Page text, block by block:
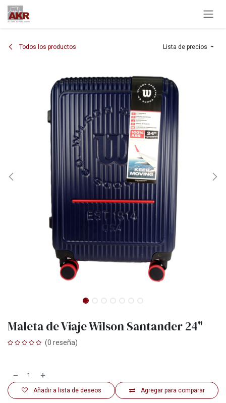
Ir al contenido
Todos los productos Lista de precios
Maleta de Viaje Wilson Santander 24"
(0 reseña)
Agregar para comparar
Añadir a lista de deseos